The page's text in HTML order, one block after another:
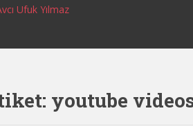
youtube